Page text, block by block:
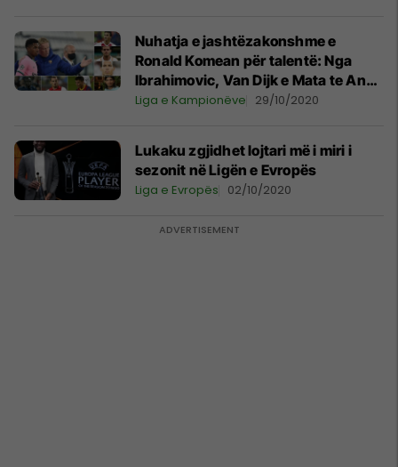
Nuhatja e jashtëzakonshme e
Ronald Komean për talentë: Nga
Ibrahimovic, Van Dijk e Mata te Ansu
Fati e Pedri
Liga e Kampionëve 29/10/2020
Lukaku zgjidhet lojtari më i miri i
sezonit në Ligën e Evropës
Liga e Evropës 02/10/2020